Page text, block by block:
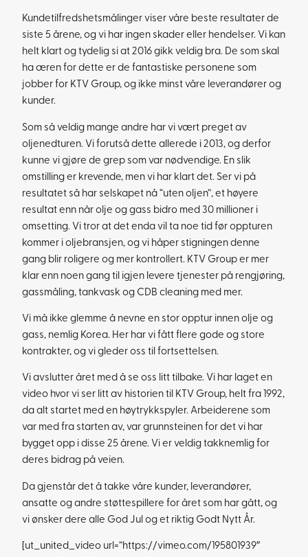
Kundetilfredshetsmålinger viser våre beste resultater de
siste 5 årene, og vi har ingen skader eller hendelser. Vi kan
helt klart og tydelig si at 2016 gikk veldig bra. De som skal
ha æren for dette er de fantastiske personene som
jobber for KTV Group, og ikke minst våre leverandører og
kunder.
Som så veldig mange andre har vi vært preget av
oljenedturen. Vi forutså dette allerede i 2013, og derfor
kunne vi gjøre de grep som var nødvendige. En slik
omstilling er krevende, men vi har klart det. Ser vi på
resultatet så har selskapet nå “uten oljen”, et høyere
resultat enn når olje og gass bidro med 30 millioner i
omsetting. Vi tror at det enda vil ta noe tid før oppturen
kommer i oljebransjen, og vi håper stigningen denne
gang blir roligere og mer kontrollert. KTV Group er mer
klar enn noen gang til igjen levere tjenester på rengjøring,
gassmåling, tankvask og CDB cleaning med mer.
Vi må ikke glemme å nevne en stor opptur innen olje og
gass, nemlig Korea. Her har vi fått flere gode og store
kontrakter, og vi gleder oss til fortsettelsen.
Vi avslutter året med å se oss litt tilbake. Vi har laget en
video hvor vi ser litt av historien til KTV Group, helt fra 1992,
da alt startet med en høytrykkspyler. Arbeiderene som
var med fra starten av, var grunnsteinen for det vi har
bygget opp i disse 25 årene. Vi er veldig takknemlig for
deres bidrag på veien.
Da gjenstår det å takke våre kunder, leverandører,
ansatte og andre støttespillere for året som har gått, og
vi ønsker dere alle God Jul og et riktig Godt Nytt År.
[ut_united_video url=”https://vimeo.com/195801939″